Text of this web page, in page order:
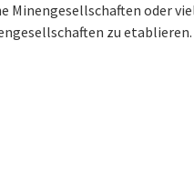
Minengesellschaften oder
zu etablieren.